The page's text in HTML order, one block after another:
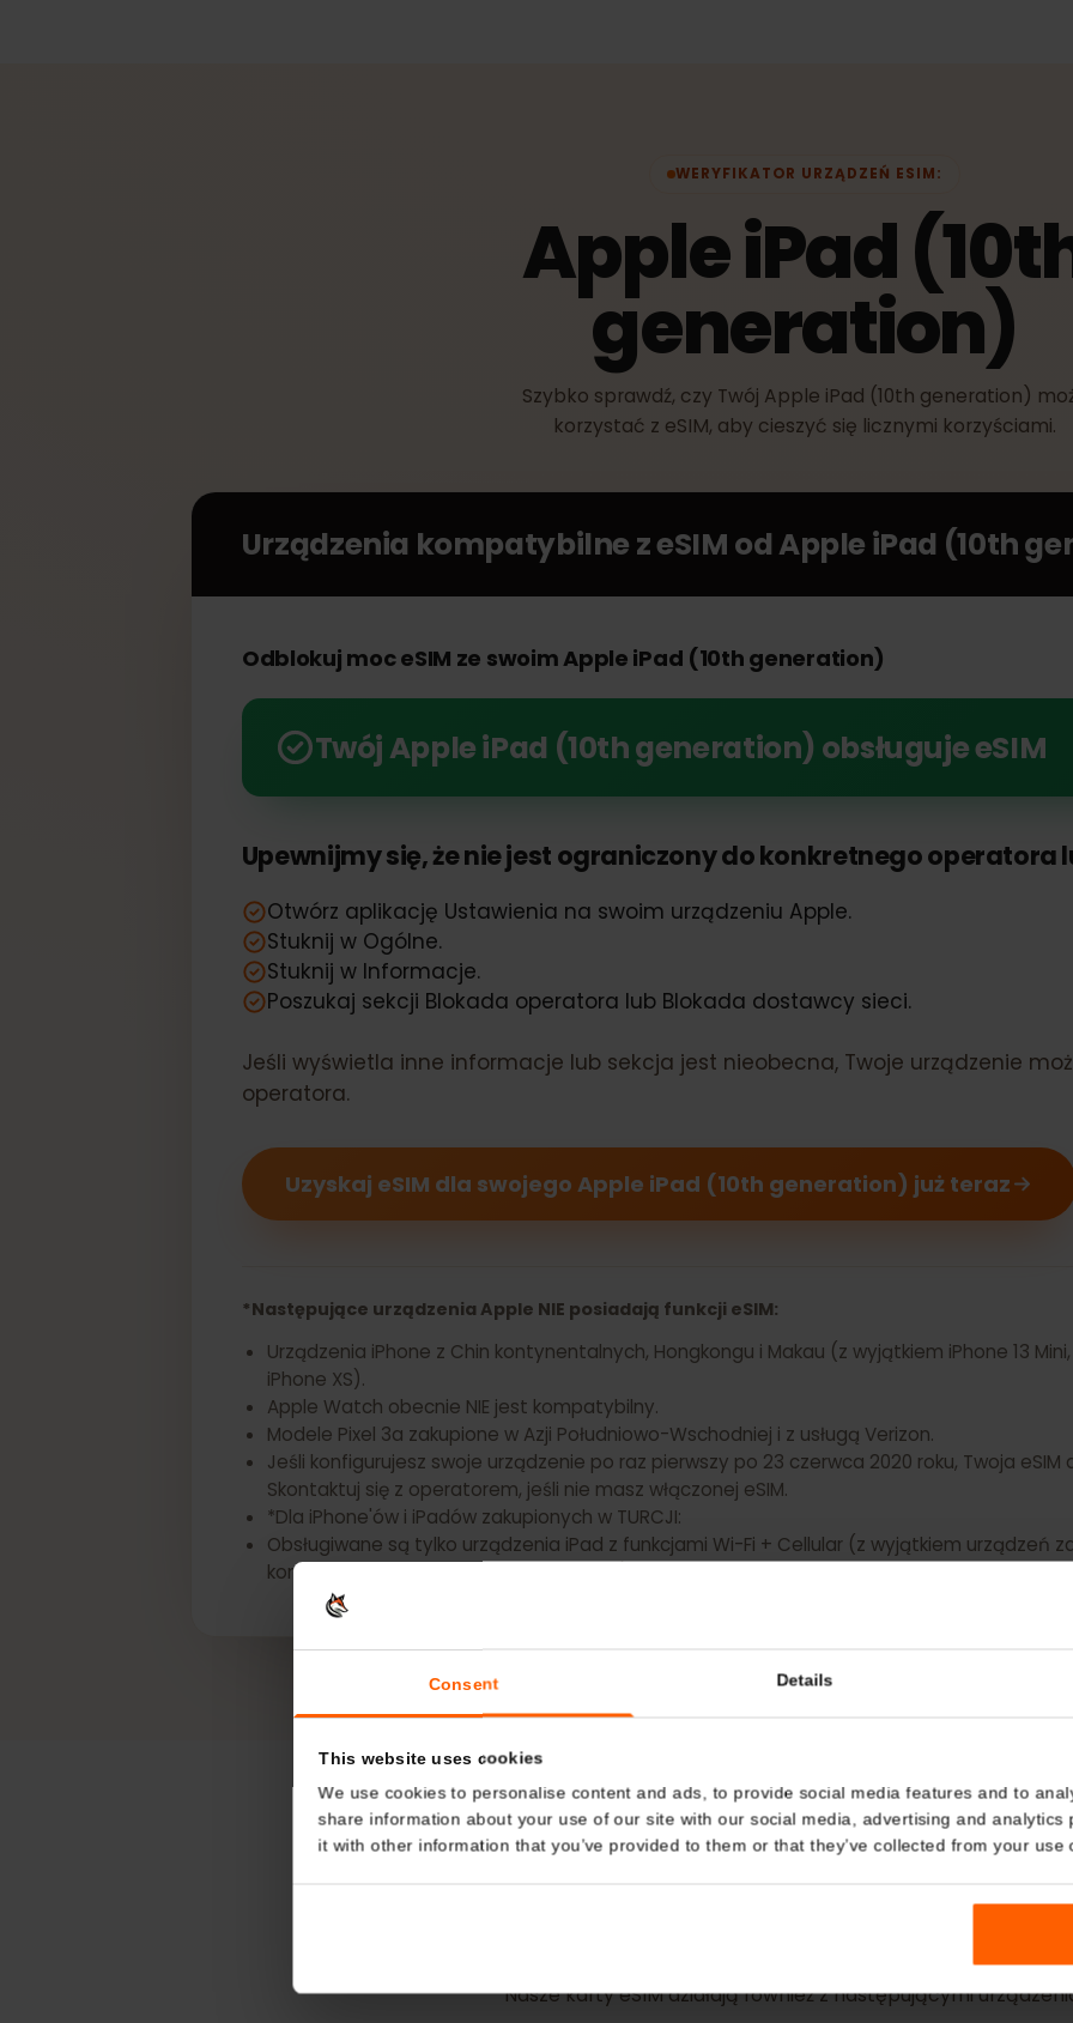
Consent Details
We use cookies to personalise content and ads, to provide social media features and
share information about your use of our site with our social media, advertising and
it with other information that you’ve provided to them or that they’ve collected from
WERYFIKATOR URZĄDZEŃ ESIM:
Apple iPad
generation)
korzystać z eSIM, aby cieszyć się licznymi
Odblokuj moc eSIM ze swoim Apple iPad (10th generation)
Twój Apple iPad (10th generation) obsługuje
Upewnijmy się, że nie jest ograniczony do konkretnego
Otwórz aplikację Ustawienia na swoim urządzeniu Apple.
Stuknij w Informacje.
Poszukaj sekcji Blokada operatora lub Blokada dostawcy sieci.
Jeśli wyświetla inne informacje lub sekcja jest nieobecna, Twoje
operatora.
Uzyskaj eSIM dla swojego Apple iPad (10th generation) już teraz
*Następujące urządzenia Apple NIE posiadają funkcji eSIM:
Urządzenia iPhone z Chin kontynentalnych, Hongkongu i Makau (z wyjątkiem iPhone 13
iPhone XS).
Apple Watch obecnie NIE jest kompatybilny.
Modele Pixel 3a zakupione w Azji Południowo-Wschodniej i z usługą Verizon.
Jeśli konfigurujesz swoje urządzenie po raz pierwszy po 23 czerwca 2020 roku, Twoja
Skontaktuj się z operatorem, jeśli nie masz włączonej eSIM.
*Dla iPhone'ów i iPadów zakupionych w TURCJI:
Obsługiwane są tylko urządzenia iPad z funkcjami Wi-Fi + Cellular (z wyjątkiem
WIĘCEJ